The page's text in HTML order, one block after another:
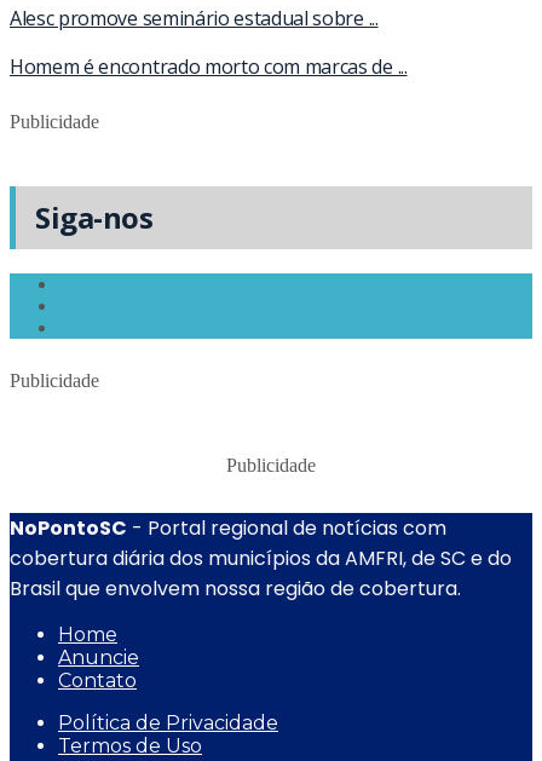
Alesc promove seminário estadual sobre ...
Homem é encontrado morto com marcas de ...
Publicidade
Siga-nos
Publicidade
Publicidade
NoPontoSC - Portal regional de notícias com
cobertura diária dos municípios da AMFRI, de SC e do
Brasil que envolvem nossa região de cobertura.
Home
Anuncie
Contato
Política de Privacidade
Termos de Uso